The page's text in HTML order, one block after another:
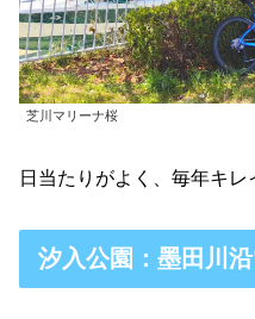
芝川マリーナ桜
日当たりがよく、毎年キレ
汐入公園：墨田川